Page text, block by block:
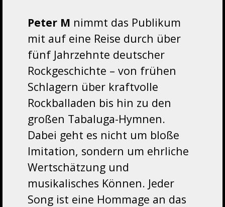
Peter M nimmt das Publikum
mit auf eine Reise durch über
fünf Jahrzehnte deutscher
Rockgeschichte – von frühen
Schlagern über kraftvolle
Rockballaden bis hin zu den
großen Tabaluga-Hymnen.
Dabei geht es nicht um bloße
Imitation, sondern um ehrliche
Wertschätzung und
musikalisches Können. Jeder
Song ist eine Hommage an das